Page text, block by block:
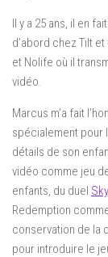
Il y a 25 ans, il en
d’abord chez Tilt
et Nolife où il
vidéo.
Marcus m’a fait
spécialement pour
détails de son
vidéo comme jeu
enfants, du duel
Redemption
conservation de la
pour introduire le